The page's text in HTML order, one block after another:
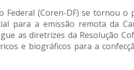
Federal (Coren-DF) se tornou
para a emissão remota da
as diretrizes da Resolução
e biográficos para a